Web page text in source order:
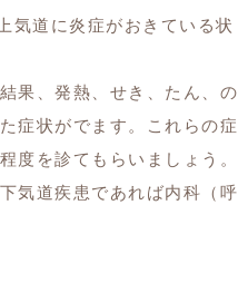
気道に炎症がおきている状
果、発熱、せき、たん、の
症状がでます。これらの症
度を診てもらいましょう。
気道疾患であれば内科（呼